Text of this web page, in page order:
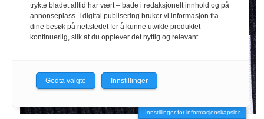
Innstillinger for informasjonskapsler
trykte bladet alltid har vært – bade i redaksjonelt innhold og på
annonseplass. I digital publisering bruker vi informasjon fra
dine besøk på nettstedet for å kunne utvikle produktet
kontinuerlig, slik at du opplever det nyttig og relevant.
Godta valgte Innstillinger